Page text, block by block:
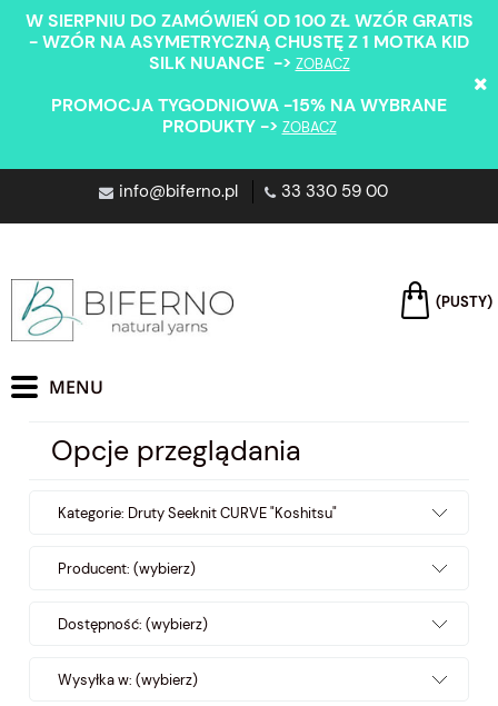
W SIERPNIU DO ZAMÓWIEŃ OD 100 ZŁ WZÓR GRATIS
- WZÓR NA ASYMETRYCZNĄ CHUSTĘ Z 1 MOTKA KID
SILK NUANCE -> ZOBACZ
PROMOCJA TYGODNIOWA -15% NA WYBRANE
PRODUKTY -> ZOBACZ
info@biferno.pl 33 330 59 00
(PUSTY)
Opcje przeglądania
Kategorie: Druty Seeknit CURVE "Koshitsu"
Producent: (wybierz)
Dostępność: (wybierz)
Wysyłka w: (wybierz)